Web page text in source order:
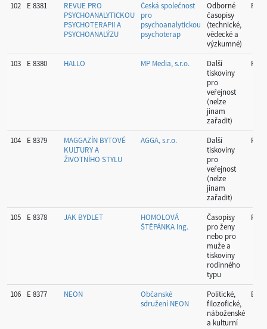
102 E 8381
REVUE PRO
PSYCHOANALYTICKOU
PSYCHOTERAPII A
PSYCHOANALÝZU
Česká společnost
pro
psychoanalytickou
psychoterap
Odborné
časopisy
(technické,
vědecké a
výzkumné)
103 E 8380 HALLO MP Media, s.r.o.
Další
tiskoviny
pro
veřejnost
(nelze
jinam
zařadit)
104 E 8379
MAGGAZÍN BYTOVÉ
KULTURY A
ŽIVOTNÍHO STYLU
AGGA, s.r.o.
Další
tiskoviny
pro
veřejnost
(nelze
jinam
zařadit)
105 E 8378 JAK BYDLET
HOMOLOVÁ
ŠTĚPÁNKA Ing.
Časopisy
pro ženy
nebo pro
muže a
tiskoviny
rodinného
typu
106 E 8377 NEON
Občanské
sdružení NEON
Politické,
filozofické,
náboženské
a kulturní
Brno